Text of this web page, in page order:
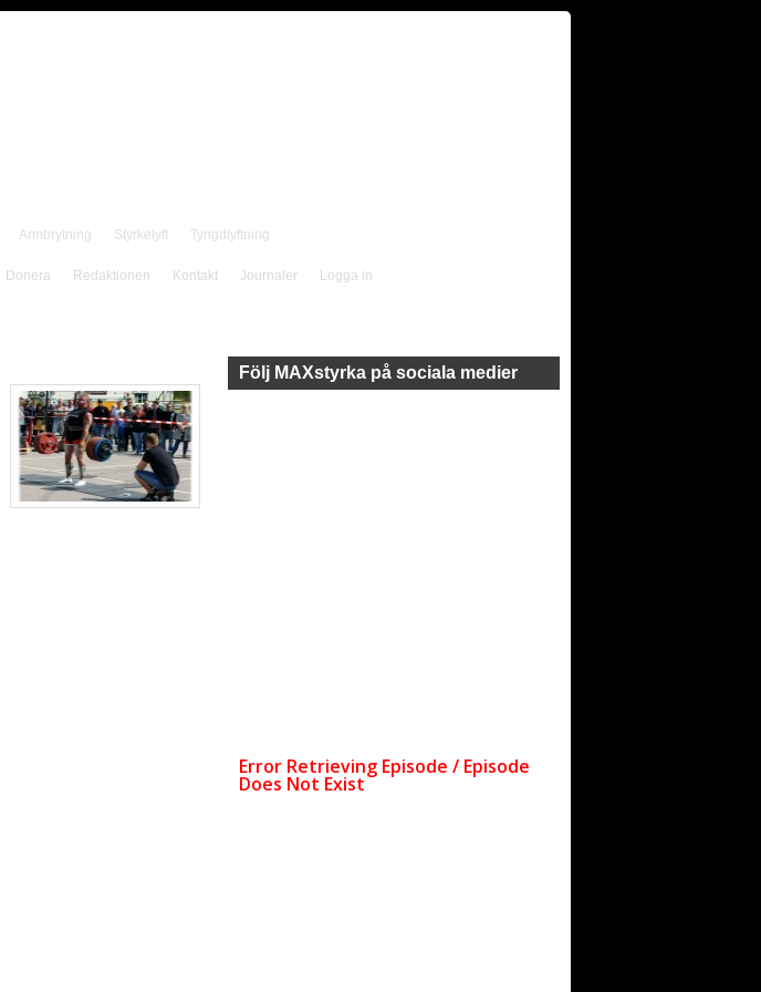
Armbrytning Styrkelyft Tyngdlyftning
Donera Redaktionen Kontakt Journaler Logga in
Följ MAXstyrka på sociala medier